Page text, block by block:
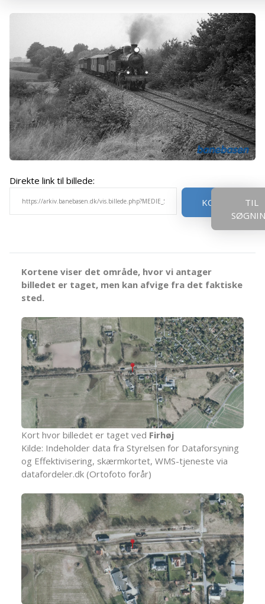
Direkte link til billede:
KOPIER
TIL
Kortene viser det område, hvor vi antager
billedet er taget, men kan afvige fra det faktiske
sted.
Kort hvor billedet er taget ved Firhøj
Kilde: Indeholder data fra Styrelsen for Dataforsyning
og Effektivisering, skærmkortet, WMS-tjeneste via
datafordeler.dk (Ortofoto forår)